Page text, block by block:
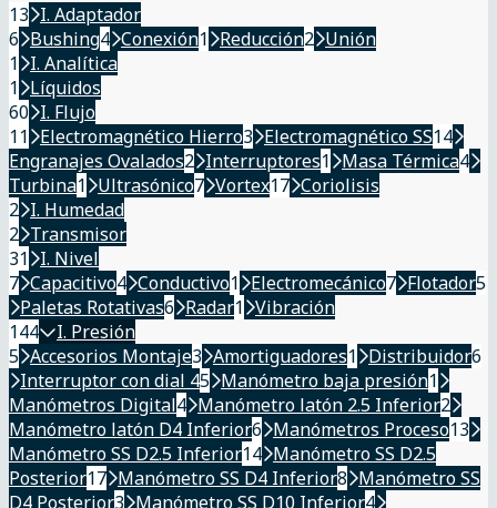
13 I. Adaptador
6 Bushing4 Conexión1 Reducción2 Unión
1 I. Analítica
1 Líquidos
60 I. Flujo
11 Electromagnético Hierro3 Electromagnético SS14
Engranajes Ovalados2 Interruptores1 Masa Térmica4
Turbina1 Ultrasónico7 Vortex17 Coriolisis
2 I. Humedad
2 Transmisor
31 I. Nivel
7 Capacitivo4 Conductivo1 Electromecánico7 Flotador5
Paletas Rotativas6 Radar1 Vibración
144
I. Presión
5 Accesorios Montaje3 Amortiguadores1 Distribuidor6
Interruptor con dial 45 Manómetro baja presión1
Manómetros Digital4 Manómetro latón 2.5 Inferior2
Manómetro latón D4 Inferior6 Manómetros Proceso13
Manómetro SS D2.5 Inferior14 Manómetro SS D2.5
Posterior17 Manómetro SS D4 Inferior8 Manómetro SS
D4 Posterior3 Manómetro SS D10 Inferior4